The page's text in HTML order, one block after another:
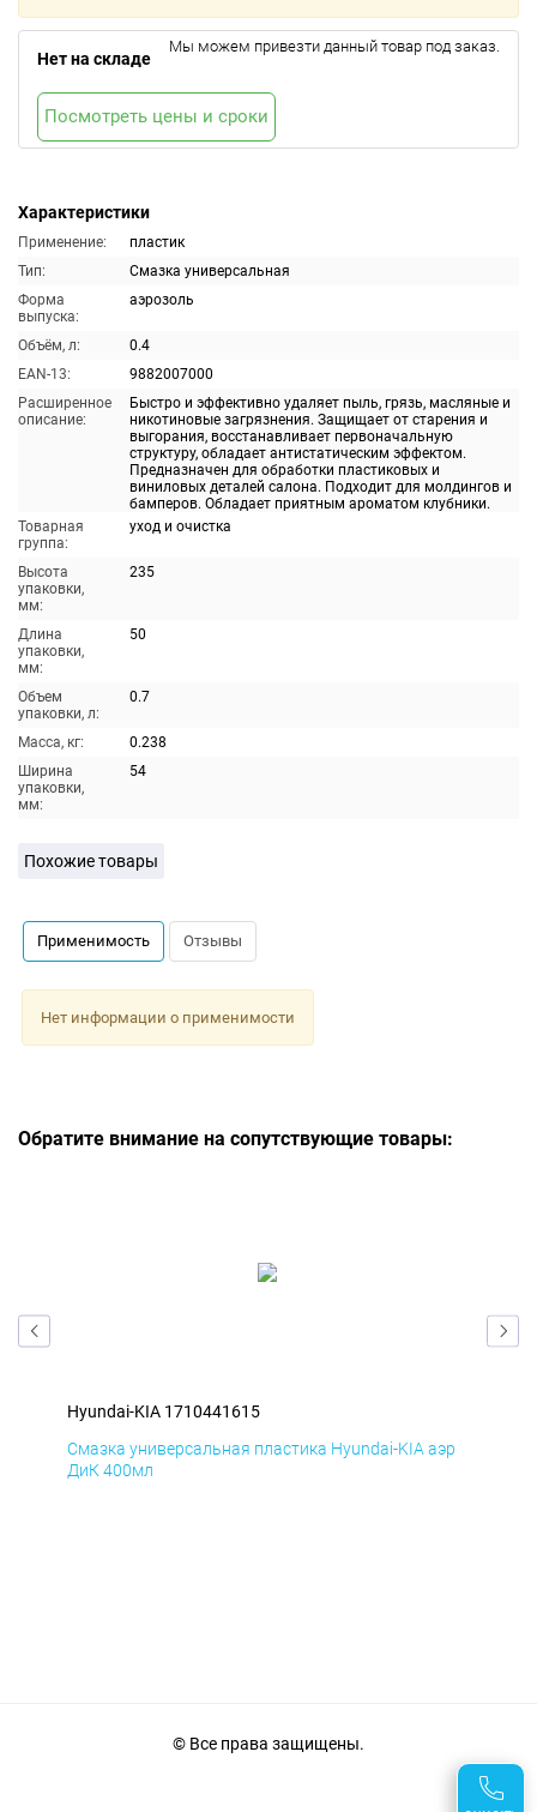
Характеристики
Применение:
пластик
Тип:
Смазка универсальная
Форма
выпуска:
аэрозоль
Объём, л:
0.4
EAN-13:
9882007000
Расширенное
описание:
Быстро и эффективно удаляет пыль, грязь, масляные и
никотиновые загрязнения. Защищает от старения и
выгорания, восстанавливает первоначальную
структуру, обладает антистатическим эффектом.
Предназначен для обработки пластиковых и
виниловых деталей салона. Подходит для молдингов и
бамперов. Обладает приятным ароматом клубники.
Товарная
группа:
уход и очистка
Высота
упаковки,
мм:
235
Длина
упаковки,
мм:
50
Объем
упаковки, л:
0.7
Масса, кг:
0.238
Ширина
упаковки,
мм:
54
Нет на складе
Мы можем привезти данный товар под заказ.
Посмотреть цены и сроки
Похожие товары
Применимость Отзывы
Нет информации о применимости
Обратите внимание на сопутствующие товары:
Hyundai-KIA 1710441615
Смазка универсальная пластика Hyundai-KIA аэр
ДиК 400мл
© Все права защищены.